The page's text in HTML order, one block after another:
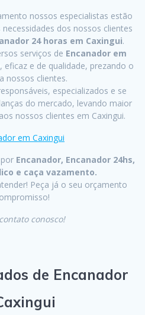
nossos especialistas estão
dos nossos clientes
24 horas em Caxingui.
serviços de Encanador em
eficaz e de qualidade, prezando o
nossos clientes.
especializados e se
do mercado, levando maior
nossos clientes em Caxingui.
Encanador, Encanador 24hs,
e caça vazamento.
Peça já o seu orçamento
conosco!
de Encanador